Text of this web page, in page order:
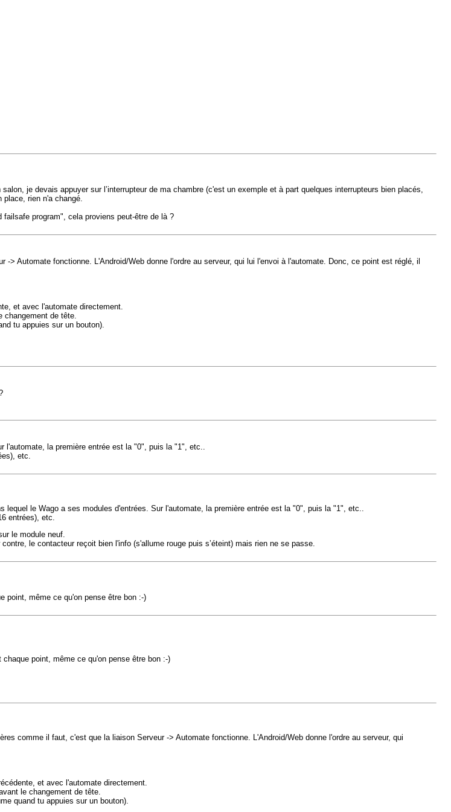
je devais appuyer sur l’interrupteur de ma chambre (c'est un exemple et à part quelques interrupteurs bien placés,
rien n'a changé.
program", cela proviens peut-être de là ?
Automate fonctionne. L'Android/Web donne l'ordre au serveur, qui lui l'envoi à l'automate. Donc, ce point est réglé, il
et avec l'automate directement.
changement de tête.
tu appuies sur un bouton).
l'automate, la première entrée est la "0", puis la "1", etc..
etc.
lequel le Wago a ses modules d'entrées. Sur l'automate, la première entrée est la "0", puis la "1", etc..
entrées), etc.
le module neuf.
le contacteur reçoit bien l'info (s'allume rouge puis s’éteint) mais rien ne se passe.
point, même ce qu'on pense être bon :-)
point, même ce qu'on pense être bon :-)
comme il faut, c'est que la liaison Serveur -> Automate fonctionne. L'Android/Web donne l'ordre au serveur, qui
et avec l'automate directement.
le changement de tête.
quand tu appuies sur un bouton).